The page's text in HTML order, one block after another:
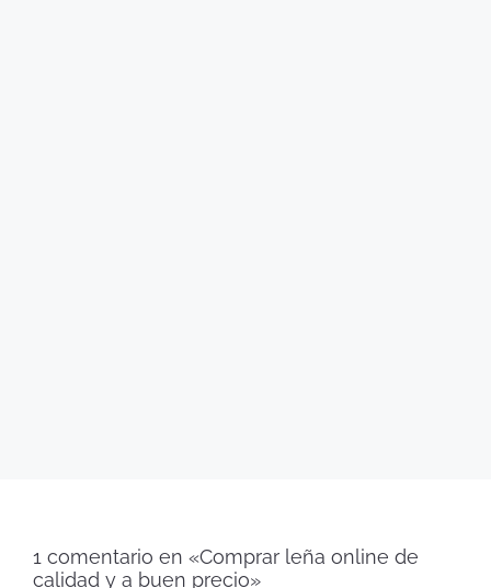
1 comentario en «Comprar leña online de
calidad y a buen precio»